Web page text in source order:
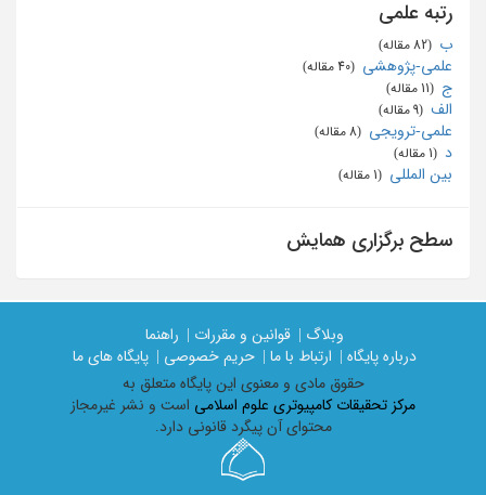
رتبه علمی
ب
علمی-پژوهشی
ج
الف
علمی-ترویجی
د
بین المللی
سطح برگزاری همایش
وبلاگ | قوانین و مقررات |
راهنما
درباره پایگاه |
ارتباط با ما | حریم خصوصی |
پایگاه های ما
حقوق مادی و معنوی اين پايگاه متعلق به
مرکز تحقیقات کامپیوتری علوم اسلامی است و نشر غیرمجاز
محتوای آن پیگرد قانونی دارد.